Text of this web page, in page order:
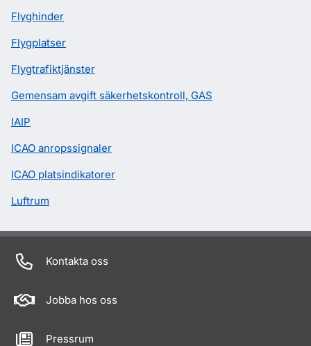
Flyghinder
Flygplatser
Flygtrafiktjänster
Gemensam avgift säkerhetskontroll, GAS
IAIP
ICAO anropssignaler
ICAO platsindikatorer
Luftrum
Kontakta oss
Jobba hos oss
Pressrum